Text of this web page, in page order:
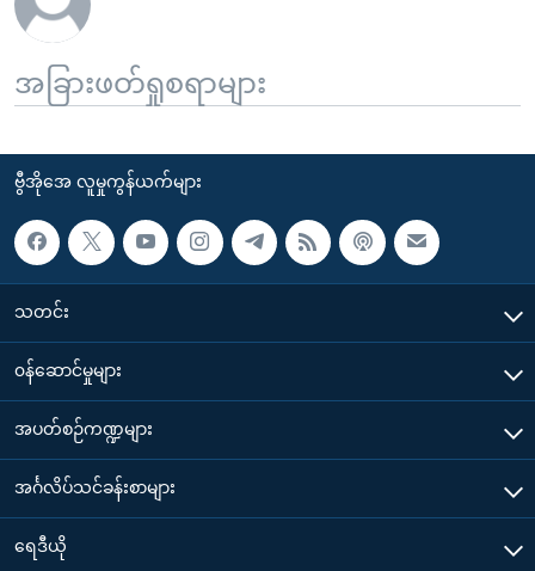
အခြားဖတ်ရှုစရာများ
ဗွီအိုအေ လူမှုကွန်ယက်များ
သတင်း
၀န်ဆောင်မှုများ
အပတ်စဉ်ကဏ္ဍများ
အင်္ဂလိပ်သင်ခန်းစာများ
ရေဒီယို